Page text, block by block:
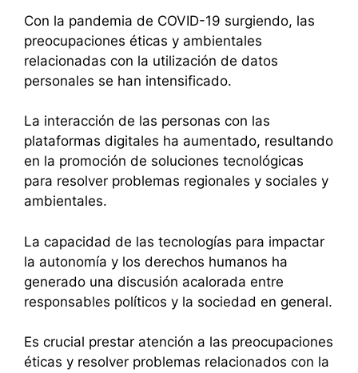
Con la pandemia de COVID-19 surgiendo, las
preocupaciones éticas y ambientales
relacionadas con la utilización de datos
personales se han intensificado.
La interacción de las personas con las
plataformas digitales ha aumentado, resultando
en la promoción de soluciones tecnológicas
para resolver problemas regionales y sociales y
ambientales.
La capacidad de las tecnologías para impactar
la autonomía y los derechos humanos ha
generado una discusión acalorada entre
responsables políticos y la sociedad en general.
Es crucial prestar atención a las preocupaciones
éticas y resolver problemas relacionados con la